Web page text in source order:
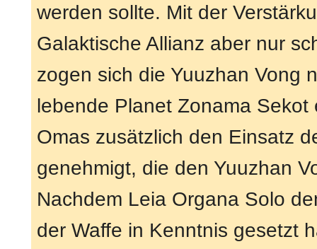
werden sollte. Mit der
Galaktische Allianz aber nur
zogen sich die Yuuzhan Vong
lebende Planet Zonama
Omas zusätzlich den Einsatz
genehmigt, die den Yuuzhan
Nachdem Leia Organa Solo
der Waffe in Kenntnis gesetzt